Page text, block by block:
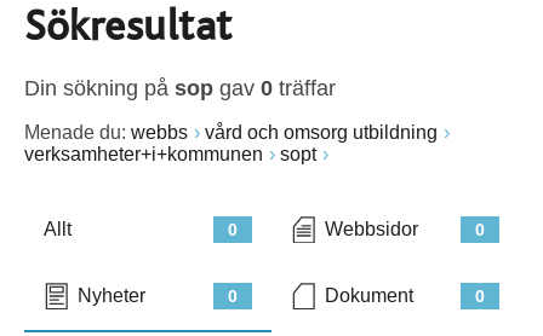
Sökresultat
Din sökning på sop gav 0 träffar
Menade du: webbs
vård och omsorg utbildning
verksamheter+i+kommunen
sopt
0
Allt 0
Webbsidor
0
Nyheter 0
Dokument